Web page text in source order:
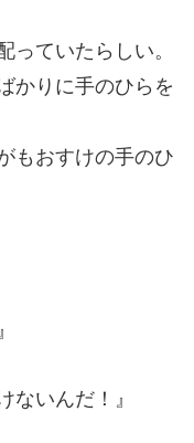
っていたらしい。
かりに手のひらを
もおすけの手のひ
ないんだ！』